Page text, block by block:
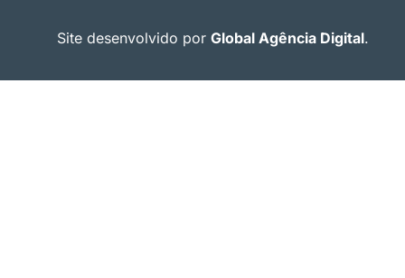
Site desenvolvido por Global Agência Digital.